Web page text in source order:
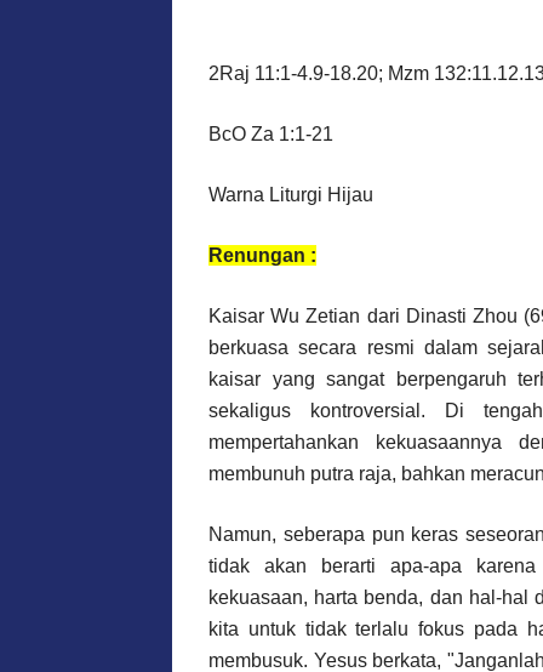
2Raj 11:1-4.9-18.20; Mzm
BcO Za 1:1-21
Warna Liturgi Hijau
Renungan :
Kaisar Wu Zetian dari Dinasti Zhou
berkuasa secara resmi dalam
kaisar yang sangat berpengaruh
sekaligus kontroversial. Di
mempertahankan kekuasaannya
membunuh putra raja, bahkan
Namun, seberapa pun keras
tidak akan berarti apa-apa
kekuasaan, harta benda, dan hal-hal
kita untuk tidak terlalu fokus pada
membusuk. Yesus berkata,